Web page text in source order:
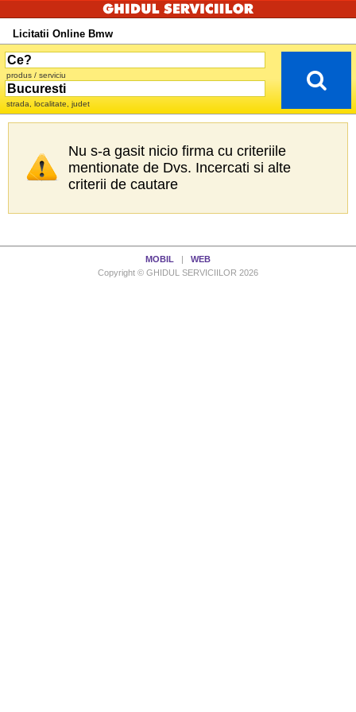
Licitatii Online Bmw
produs / serviciu
strada, localitate, judet
Nu s-a gasit nicio firma cu criteriile
mentionate de Dvs. Incercati si alte
criterii de cautare
MOBIL
WEB
Copyright © GHIDUL SERVICIILOR 2026